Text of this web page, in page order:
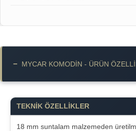
− MYCAR KOMODIN - ÜRÜN
TEKNİK ÖZELLİKLER
18 mm suntalam malzemeden